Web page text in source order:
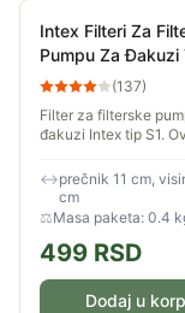
Intex Filteri Za
Pumpu Za Ðakuzi
29001 - 2 komada
(137)
Filter za filterske
đakuzi Intex tip S1.
pumpama za
PureSpa Bubble
Intex PureSpa...
↔prečnik 11 cm,
cm
⚖Masa paketa: 0.4
499 RSD
Dodaj u